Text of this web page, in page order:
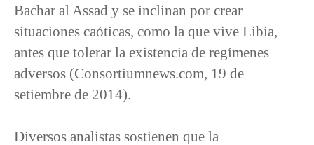
Bachar al Assad y se inclinan por crear
situaciones caóticas, como la que vive Libia,
antes que tolerar la existencia de regímenes
adversos (Consortiumnews.com, 19 de
setiembre de 2014).
Diversos analistas sostienen que la